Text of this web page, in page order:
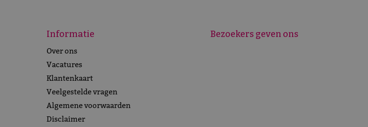
Informatie
Over ons
Vacatures
Klantenkaart
Veelgestelde vragen
Algemene voorwaarden
Disclaimer
Bezoekers geven ons